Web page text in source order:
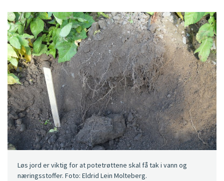
Løs jord er viktig for at potetrøttene skal få tak i vann og
næringsstoffer. Foto: Eldrid Lein Molteberg.